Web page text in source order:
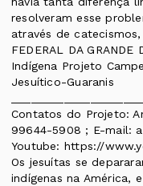
resolveram esse
através de catecismos,
FEDERAL DA
Indígena Projeto
Jesuítico-Guaranis
Contatos do Projeto:
99644-5908 ; E-mail:
Youtube: https://
Os jesuítas se
indígenas na América,